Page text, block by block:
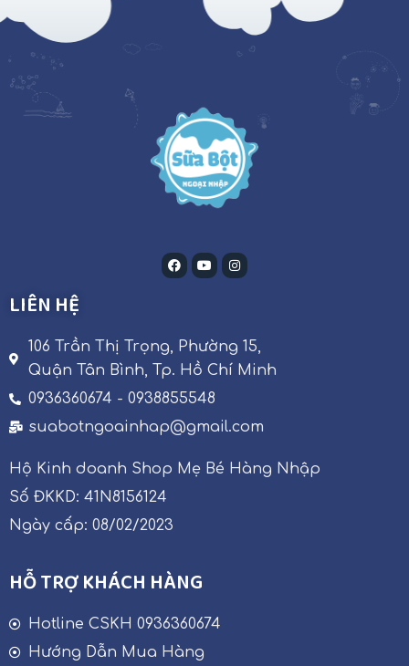
LIÊN HỆ
106 Trần Thị Trọng, Phường 15,
Quận Tân Bình, Tp. Hồ Chí Minh
0936360674 - 0938855548
suabotngoainhap@gmail.com
Hộ Kinh doanh Shop Mẹ Bé Hàng Nhập
Số ĐKKD: 41N8156124
Ngày cấp: 08/02/2023
HỖ TRỢ KHÁCH HÀNG
Hotline CSKH 0936360674
Hướng Dẫn Mua Hàng